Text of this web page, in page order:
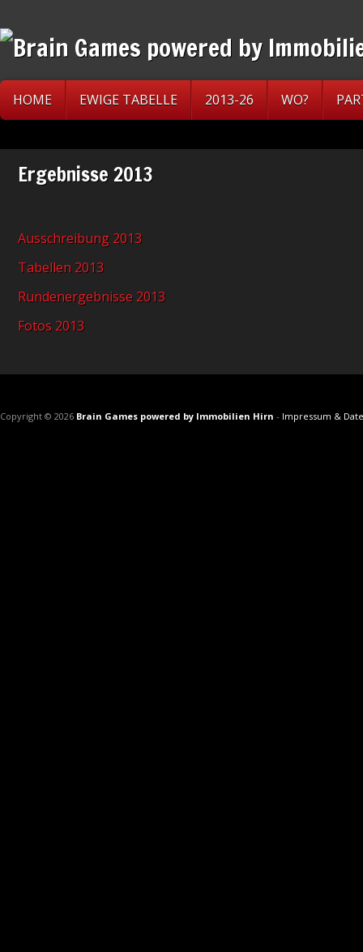
HOME EWIGE TABELLE 2013-26 WO?
Ergebnisse 2013
Ausschreibung 2013
Tabellen 2013
Rundenergebnisse 2013
Fotos 2013
Copyright © 2026 Brain Games powered by Immobilien Hirn - Impressum &